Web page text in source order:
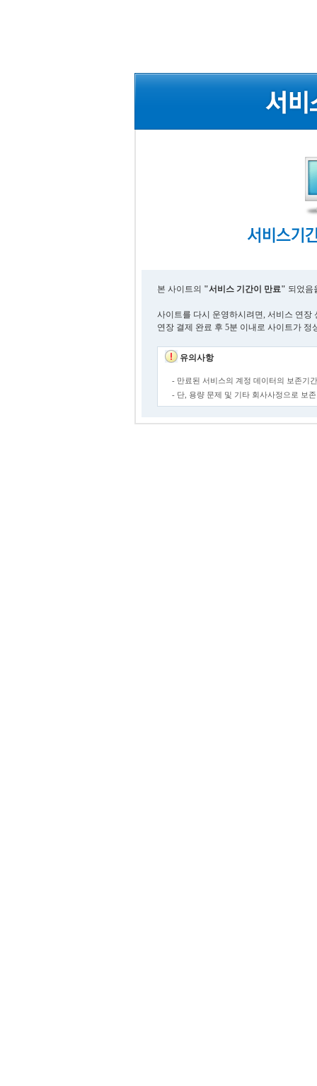
본 사이트의 "서비스 기간이 만료" 되었음
사이트를 다시 운영하시려면, 서비스 연장
연장 결제 완료 후 5분 이내로 사이트가 정
유의사항
- 만료된 서비스의 계정 데이터의 보존기
- 단, 용량 문제 및 기타 회사사정으로 보